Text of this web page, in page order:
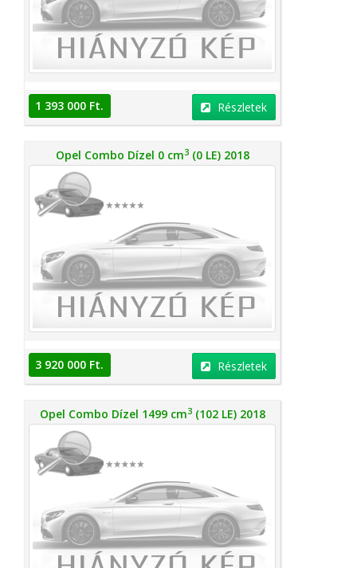
1 393 000 Ft. Részletek
Opel Combo Dízel 0 cm3(0 LE) 2018
3 920 000 Ft. Részletek
Opel Combo Dízel 1499 cm3(102 LE) 2018